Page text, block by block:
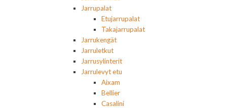
Jarrupalat
Etujarrupalat
Takajarrupalat
Jarrukengät
Jarruletkut
Jarrusylinterit
Jarrulevyt etu
Aixam
Bellier
Casalini